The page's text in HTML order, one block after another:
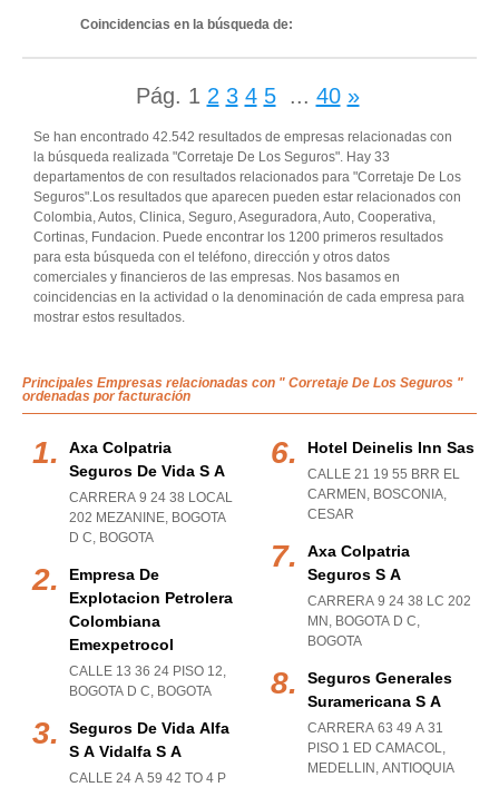
Coincidencias en la búsqueda de:
Pág. 1 2 3 4 5 ... 40 »
Se han encontrado 42.542 resultados de empresas relacionadas con
la búsqueda realizada "Corretaje De Los Seguros". Hay 33
departamentos de con resultados relacionados para "Corretaje De Los
Seguros".Los resultados que aparecen pueden estar relacionados con
Colombia, Autos, Clinica, Seguro, Aseguradora, Auto, Cooperativa,
Cortinas, Fundacion. Puede encontrar los 1200 primeros resultados
para esta búsqueda con el teléfono, dirección y otros datos
comerciales y financieros de las empresas. Nos basamos en
coincidencias en la actividad o la denominación de cada empresa para
mostrar estos resultados.
Principales Empresas relacionadas con " Corretaje De Los Seguros "
ordenadas por facturación
Axa Colpatria
Seguros De Vida S A
CARRERA 9 24 38 LOCAL
202 MEZANINE, BOGOTA
D C, BOGOTA
Empresa De
Explotacion Petrolera
Colombiana
Emexpetrocol
CALLE 13 36 24 PISO 12,
BOGOTA D C, BOGOTA
Seguros De Vida Alfa
S A Vidalfa S A
CALLE 24 A 59 42 TO 4 P
Hotel Deinelis Inn Sas
CALLE 21 19 55 BRR EL
CARMEN , BOSCONIA,
CESAR
Axa Colpatria
Seguros S A
CARRERA 9 24 38 LC 202
MN , BOGOTA D C,
BOGOTA
Seguros Generales
Suramericana S A
CARRERA 63 49 A 31
PISO 1 ED CAMACOL,
MEDELLIN , ANTIOQUIA